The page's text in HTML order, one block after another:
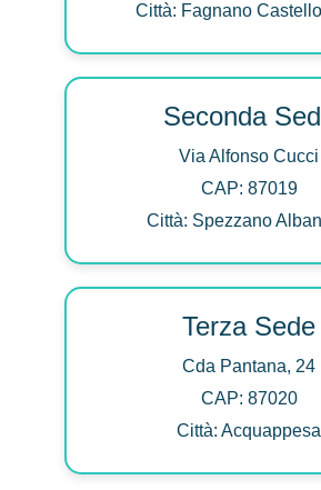
Città: Fagnano
Seconda
Via Alfonso Cucci
CAP: 87019
Città: Spezzano
Terza Sede
Cda Pantana, 24
CAP: 87020
Città: Acquappesa